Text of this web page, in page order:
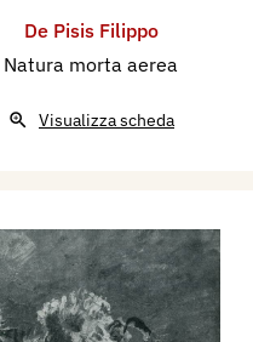
De Pisis Filippo
Natura morta aerea
Visualizza scheda